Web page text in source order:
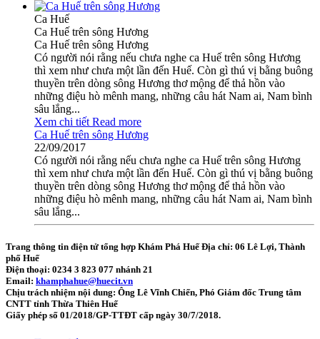
Ca Huế
Ca Huế trên sông Hương
Ca Huế trên sông Hương
Có người nói rằng nếu chưa nghe ca Huế trên sông Hương
thì xem như chưa một lần đến Huế. Còn gì thú vị bằng buông
thuyền trên dòng sông Hương thơ mộng để thả hồn vào
những điệu hò mênh mang, những câu hát Nam ai, Nam bình
sâu lắng...
Xem chi tiết Read more
Ca Huế trên sông Hương
22/09/2017
Có người nói rằng nếu chưa nghe ca Huế trên sông Hương
thì xem như chưa một lần đến Huế. Còn gì thú vị bằng buông
thuyền trên dòng sông Hương thơ mộng để thả hồn vào
những điệu hò mênh mang, những câu hát Nam ai, Nam bình
sâu lắng...
Trang thông tin điện tử tổng hợp Khám Phá Huế Địa chỉ: 06 Lê Lợi, Thành
phố Huế
Điện thoại: 0234 3 823 077 nhánh 21
Email: khamphahue@huecit.vn
Chịu trách nhiệm nội dung: Ông Lê Vĩnh Chiến, Phó Giám đốc Trung tâm
CNTT tỉnh Thừa Thiên Huế
Giấy phép số 01/2018/GP-TTĐT cấp ngày 30/7/2018.